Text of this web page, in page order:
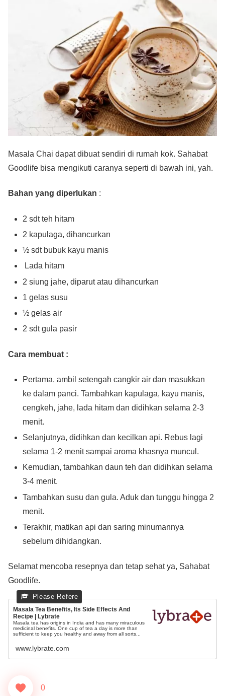
Masala Chai dapat dibuat sendiri di rumah kok. Sahabat
Goodlife bisa mengikuti caranya seperti di bawah ini, yah.
Bahan yang diperlukan :
2 sdt teh hitam
2 kapulaga, dihancurkan
½ sdt bubuk kayu manis
Lada hitam
2 siung jahe, diparut atau dihancurkan
1 gelas susu
½ gelas air
2 sdt gula pasir
Cara membuat :
Pertama, ambil setengah cangkir air dan masukkan
ke dalam panci. Tambahkan kapulaga, kayu manis,
cengkeh, jahe, lada hitam dan didihkan selama 2-3
menit.
Selanjutnya, didihkan dan kecilkan api. Rebus lagi
selama 1-2 menit sampai aroma khasnya muncul.
Kemudian, tambahkan daun teh dan didihkan selama
3-4 menit.
Tambahkan susu dan gula. Aduk dan tunggu hingga 2
menit.
Terakhir, matikan api dan saring minumannya
sebelum dihidangkan.
Selamat mencoba resepnya dan tetap sehat ya, Sahabat
Goodlife.
Masala Tea Benefits, Its Side Effects And
Recipe | Lybrate
Masala tea has origins in India and has many miraculous
medicinal benefits. One cup of tea a day is more than
sufficient to keep you healthy and away from all sorts...
www.lybrate.com
0